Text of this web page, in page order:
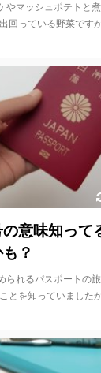
やマッシュポテトと
回っている野菜です
意味知って
？
られるパスポートの
とを知っていました